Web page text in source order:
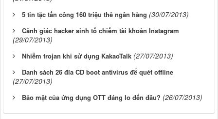
5 tin tặc tấn công 160 triệu thẻ ngân hàng (30/07/2013)
Cảnh giác hacker sinh tố chiếm tài khoản Instagram
(29/07/2013)
Nhiễm trojan khi sử dụng KakaoTalk (27/07/2013)
Danh sách 26 đĩa CD boot antivirus để quét offline
(27/07/2013)
Bảo mật của ứng dụng OTT đáng lo đến đâu? (26/07/2013)